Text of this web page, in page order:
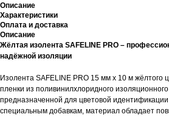
Описание
Характеристики
Оплата и доставка
Описание
Жёлтая изолента SAFELINE PRO –
надёжной изоляции
Изолента SAFELINE PRO 15 мм х 10 м жёлтого
пленки из поливинилхлоридного
предназначенной для цветовой
специальным добавкам, материал обладает